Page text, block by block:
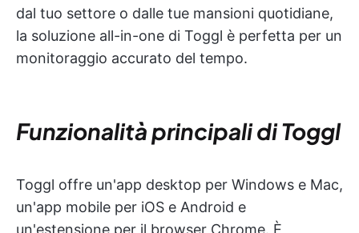
dal tuo settore o dalle tue mansioni quotidiane,
la soluzione all-in-one di Toggl è perfetta per un
monitoraggio accurato del tempo.
Funzionalità principali di Toggl
Toggl offre un'app desktop per Windows e Mac,
un'app mobile per iOS e Android e
un'estensione per il browser Chrome. È